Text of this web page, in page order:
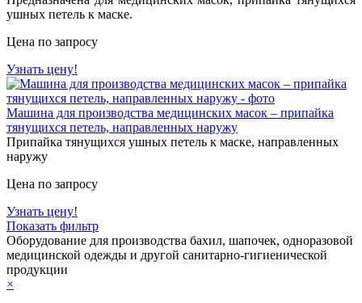
ушных петель к маске.
Цена по запросу
Узнать цену!
Машина для производства медицинских масок – припайка
тянущихся петель, направленных наружу
Припайка тянущихся ушных петель к маске, направленных
наружу
Цена по запросу
Узнать цену!
Показать фильтр
Оборудование для производства бахил, шапочек, одноразовой
медицинской одежды и другой санитарно-гигиенической
продукции
×